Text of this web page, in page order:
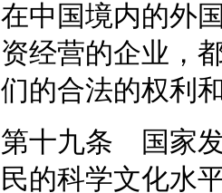
在中国境内的外
资经营的企业，
们的合法的权利
第十九条 国家
民的科学文化水